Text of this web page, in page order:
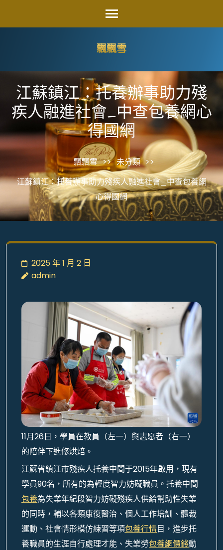
飄飄雪
江蘇鎮江：托養辦事助力殘
疾人融進社會_中查包養網心
得國網
飄飄雪 >> 未分類 >>
江蘇鎮江：托養辦事助力殘疾人融進社會_中查包養網
心得國網
2025 年 1 月 2 日
admin
11月26日，學員在教員（左一）與志愿者（右一）
的陪伴下進修烘焙。
江蘇省鎮江市殘疾人托養中間于2015年啟用，現有
學員90名，所有的為輕度智力妨礙職員。托養中間
包養為失業年紀段智力妨礙殘疾人供給幫助性失業
的同時，輔以各類康復醫治、個人工作培訓、體裁
運動、社會情形模仿練習等項包養行情目，進步托
養職員的生涯自行處理才能、失業勞包養網價錢動